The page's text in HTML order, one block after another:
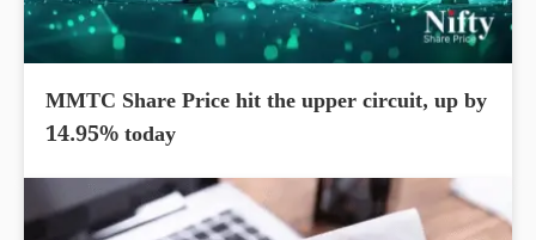
MMTC Share Price hit the upper circuit, up by
14.95% today